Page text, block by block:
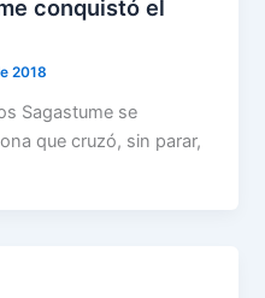
conquistó el
2018
Sagastume se
que cruzó, sin parar,